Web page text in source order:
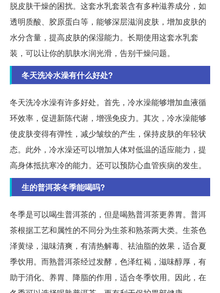
脱皮肤干燥的困扰。这套水乳套装含有多种滋养成分，如
透明质酸、胶原蛋白等，能够深层滋润皮肤，增加皮肤的
水分含量，提高皮肤的保湿能力。长期使用这套水乳套
装，可以让你的肌肤水润光滑，告别干燥问题。
冬天洗冷水澡有什么好处?
冬天洗冷水澡有许多好处。首先，冷水澡能够增加血液循
环效率，促进新陈代谢，增强免疫力。其次，冷水澡能够
使皮肤变得有弹性，减少皱纹的产生，保持皮肤的年轻状
态。此外，冷水澡还可以增加人体对低温的适应能力，提
高身体抵抗寒冷的能力。还可以预防心血管疾病的发生。
生的普洱茶冬季能喝吗?
冬季是可以喝生普洱茶的，但是喝熟普洱茶更养胃。普洱
茶根据工艺和属性的不同分为生茶和熟茶两大类。生茶色
泽黄绿，滋味清爽，有清热解毒、祛油脂的效果，适合夏
季饮用。而熟普洱茶经过发酵，色泽红褐，滋味醇厚，有
助于消化、养胃、降脂的作用，适合冬季饮用。因此，在